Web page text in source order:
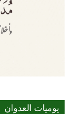
يوميات العدوان